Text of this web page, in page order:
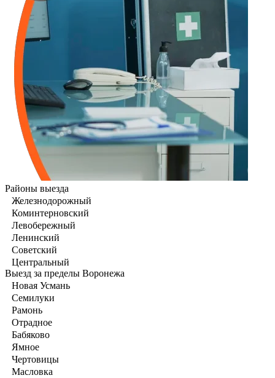
Районы выезда
Железнодорожный
Коминтерновский
Левобережный
Ленинский
Советский
Центральный
Выезд за пределы Воронежа
Новая Усмань
Семилуки
Рамонь
Отрадное
Бабяково
Ямное
Чертовицы
Масловка